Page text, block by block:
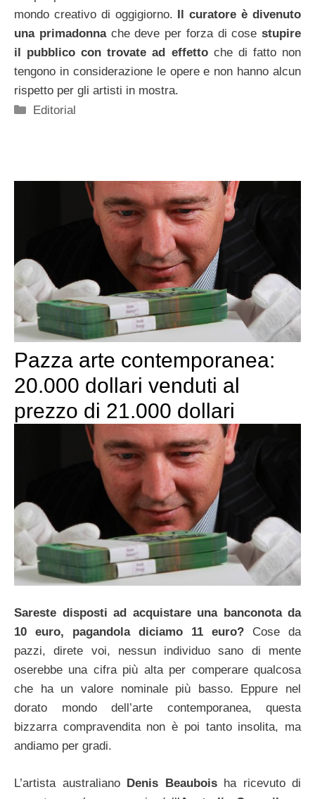
mondo creativo di oggigiorno. Il curatore è divenuto
una primadonnache deve per forza di cose stupire
il pubblico con trovate ad effettoche di fatto non
tengono in considerazione le opere e non hanno alcun
rispetto per gli artisti in mostra.
Categorie
Editorial
Pazza arte contemporanea:
20.000 dollari venduti al
prezzo di 21.000 dollari
Sareste disposti ad acquistare una banconota da
10 euro, pagandola diciamo 11 euro? Cose da
pazzi, direte voi, nessun individuo sano di mente
oserebbe una cifra più alta per comperare qualcosa
che ha un valore nominale più basso. Eppure nel
dorato mondo dell’arte contemporanea, questa
bizzarra compravendita non è poi tanto insolita, ma
andiamo per gradi.
L’artista australiano Denis Beauboisha ricevuto di